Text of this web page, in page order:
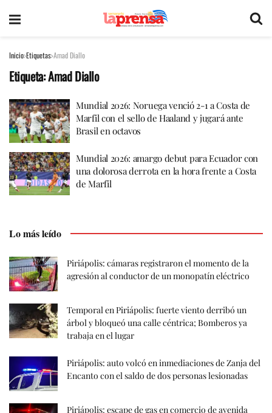
Inicio Etiquetas Amad Diallo
Etiqueta:Amad Diallo
Mundial 2026: Noruega venció 2-1 a Costa de
Marfil con el sello de Haaland y jugará ante
Brasil en octavos
Mundial 2026: amargo debut para Ecuador con
una dolorosa derrota en la hora frente a Costa
de Marfil
Lo más leído
Piriápolis: cámaras registraron el momento de la
agresión al conductor de un monopatín eléctrico
Temporal en Piriápolis: fuerte viento derribó un
árbol y bloqueó una calle céntrica; Bomberos ya
trabaja en el lugar
Piriápolis: auto volcó en inmediaciones de Zanja del
Encanto con el saldo de dos personas lesionadas
Piriápolis: escape de gas en comercio de avenida